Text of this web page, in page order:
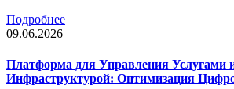
Подробнее
09.06.2026
Платформа для Управления Услугами
Инфраструктурой: Оптимизация